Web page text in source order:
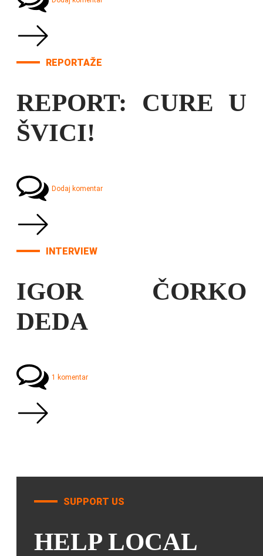
REPORTAŽE
REPORT: CURE U
ŠVICI!
Dodaj komentar
INTERVIEW
IGOR ČORKO
DEDA
1 komentar
SUPPORT US
HELP LOCAL